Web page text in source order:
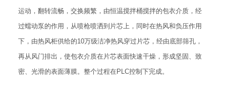
运动，翻转流畅，交换频繁，由恒温搅拌桶搅拌的包衣介质，经
过蠕动泵的作用，从喷枪喷洒到片芯上，同时在热风和负压作用
下，由热风柜供给的10万级洁净热风穿过片芯，经由底部筛孔，
再从风门排出，使包衣介质在片芯表面快速干燥，形成坚固、致
密、光滑的表面薄膜。整个过程在PLC控制下完成。